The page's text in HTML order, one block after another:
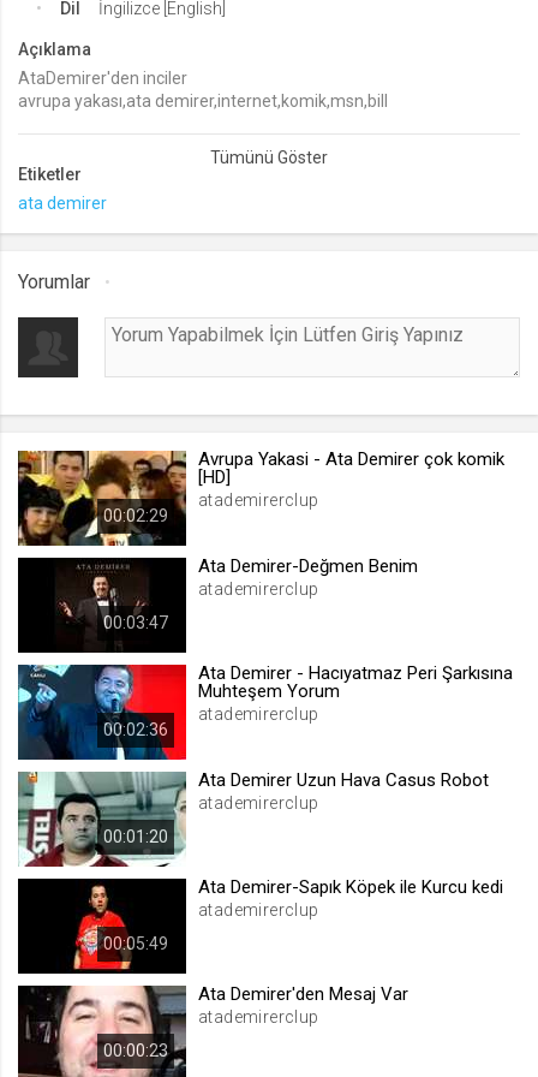
voteLike*
voteDislike*
.web.tv
1 ay
Dil İngilizce [English]
Açıklama
AtaDemirer'den inciler
avrupa yakası,ata demirer,internet,komik,msn,bill
Etiketler
ata demirer
Yorumlar
00:02:29
Avrupa Yakasi - Ata Demirer çok komik
[HD]
atademirerclup
00:03:47
Ata Demirer-Değmen Benim
atademirerclup
00:02:36
Ata Demirer - Hacıyatmaz Peri Şarkısına
Muhteşem Yorum
atademirerclup
00:01:20
Ata Demirer Uzun Hava Casus Robot
atademirerclup
00:05:49
Ata Demirer-Sapık Köpek ile Kurcu kedi
atademirerclup
00:00:23
Ata Demirer'den Mesaj Var
atademirerclup